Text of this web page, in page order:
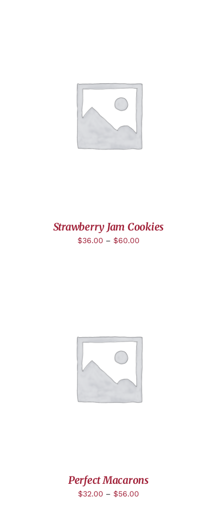
DÉTAILS
Strawberry Jam Cookies
$36.00 – $60.00
DÉTAILS
Perfect Macarons
$32.00 – $56.00